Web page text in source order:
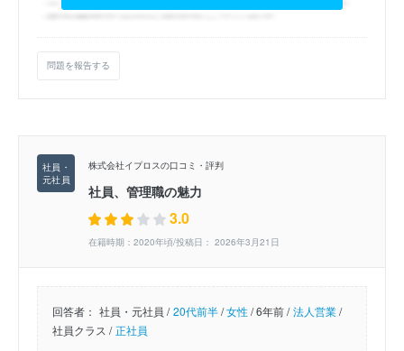
問題を報告する
株式会社イプロスの口コミ・評判
社員、管理職の魅力
3.0
在籍時期：2020年頃/投稿日： 2026年3月21日
回答者： 社員・元社員 / 20代前半/女性/6年前 / 法人営業/
社員クラス / 正社員